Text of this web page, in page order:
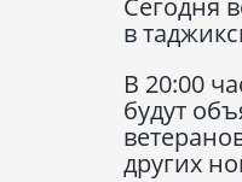
Сегодня
в
В 20:00
будут
других